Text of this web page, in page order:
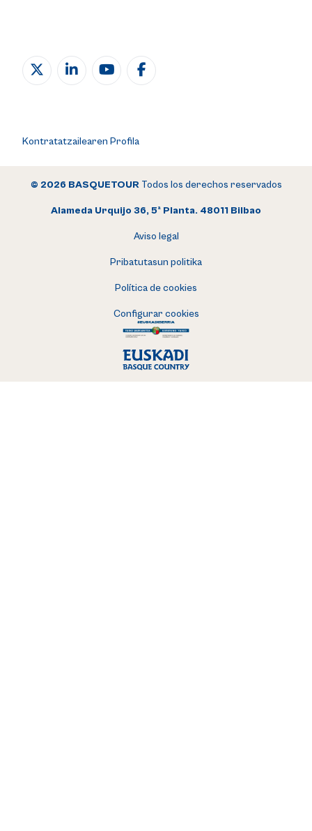
Kontratatzailearen Profila
© 2026 BASQUETOURTodos los derechos reservados
Alameda Urquijo 36, 5ª Planta. 48011 Bilbao
Aviso legal
Pribatutasun politika
Política de cookies
Configurar cookies